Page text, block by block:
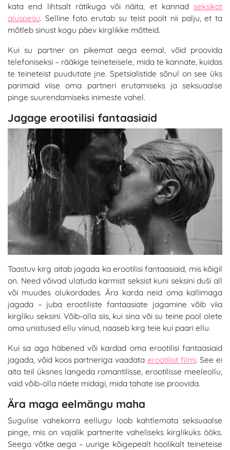
kata end lihtsalt rätikuga või näita, et kannad seksikat
aluspesu. Selline foto erutab su teist poolt nii palju, et ta
mõtleb sinust kogu päev kirglikke mõtteid.
Kui su partner on pikemat aega eemal, võid proovida
telefoniseksi – rääkige teineteisele, mida te kannate, kuidas
te teineteist puudutate jne. Spetsialistide sõnul on see üks
parimaid viise oma partneri erutamiseks ja seksuaalse
pinge suurendamiseks inimeste vahel.
Jagage erootilisi fantaasiaid
Taastuv kirg aitab jagada ka erootilisi fantaasiaid, mis kõigil
on. Need võivad ulatuda karmist seksist kuni seksini duši all
või muudes olukordades. Ära karda neid oma kallimaga
jagada – juba erootiliste fantaasiate jagamine võib viia
kirgliku seksini. Võib-olla siis, kui sina või su teine pool olete
oma unistused ellu viinud, naaseb kirg teie kui paari ellu.
Kui sa aga häbened või kardad oma erootilisi fantaasiaid
jagada, võid koos partneriga vaadata erootilist filmi. See ei
aita teil üksnes langeda romantilisse, erootilisse meeleollu,
vaid võib-olla näete midagi, mida tahate ise proovida.
Ära maga eelmängu maha
Sugulise vahekorra eellugu loob kahtlemata seksuaalse
pinge, mis on vajalik partnerite vaheliseks kirglikuks ööks.
Seega võtke aega – uurige kõigepealt hoolikalt teineteise